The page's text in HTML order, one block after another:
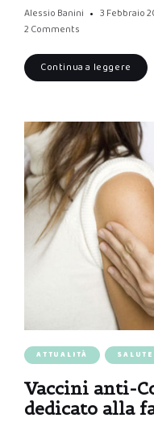
Alessio Banini 3 Febbraio
2 Comments
Continua a leggere
ATTUALITÀ
Vaccini anti-
dedicato alla